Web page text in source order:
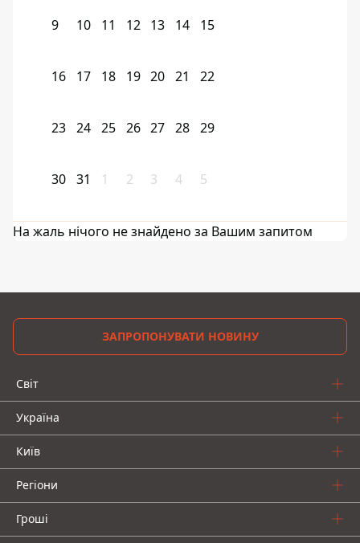
9 10 11 12 13 14 15
16 17 18 19 20 21 22
23 24 25 26 27 28 29
30 31 1 2 3 4 5
На жаль нічого не знайдено за Вашим запитом
ЗАПРОПОНУВАТИ НОВИНУ
Світ
Україна
Київ
Регіони
Гроші